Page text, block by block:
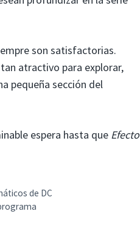
son satisfactorias.
atractivo para explorar,
pequeña sección del
espera hasta que Efecto
de DC